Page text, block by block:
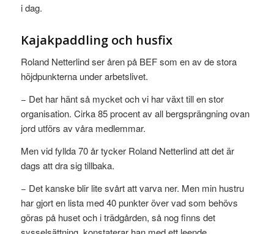
i dag.
Kajakpaddling och husfix
Roland Netterlind ser åren på BEF som en av de stora
höjdpunkterna under arbetslivet.
− Det har hänt så mycket och vi har växt till en stor
organisation. Cirka 85 procent av all bergsprängning ovan
jord utförs av våra medlemmar.
Men vid fyllda 70 år tycker Roland Netterlind att det är
dags att dra sig tillbaka.
− Det kanske blir lite svårt att varva ner. Men min hustru
har gjort en lista med 40 punkter över vad som behövs
göras på huset och i trädgården, så nog finns det